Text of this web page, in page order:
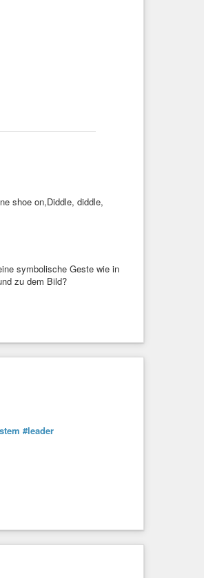
shoe on,Diddle, diddle,
symbolische Geste wie in
zu dem Bild?
#leader